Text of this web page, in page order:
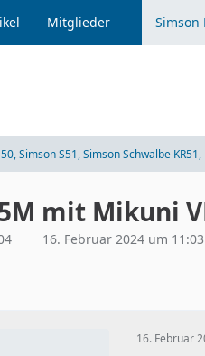
Mitglieder Simson
Simson S51, Simson Schwalbe
mit Mikuni
16. Februar 2024 um 11:03
16. Februar